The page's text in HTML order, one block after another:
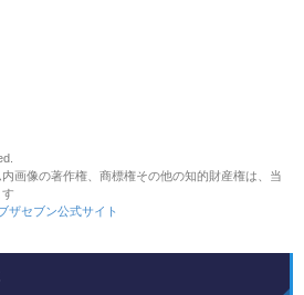
画像の著作権、商標権その他の知的財産権は、当
ザセブン公式サイト